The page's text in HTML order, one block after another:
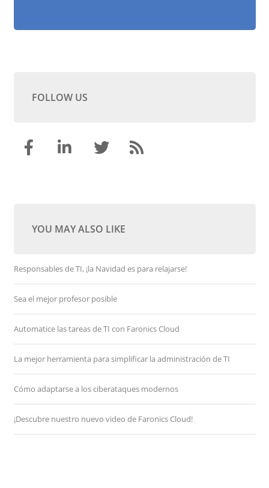
FOLLOW US
YOU MAY ALSO LIKE
Responsables de TI, ¡la Navidad es para relajarse!
Sea el mejor profesor posible
Automatice las tareas de TI con Faronics Cloud
La mejor herramienta para simplificar la administración de TI
Cómo adaptarse a los ciberataques modernos
¡Descubre nuestro nuevo video de Faronics Cloud!